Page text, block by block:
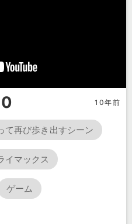
10年前
て再び歩き出すシーン
イマックス
ゲーム